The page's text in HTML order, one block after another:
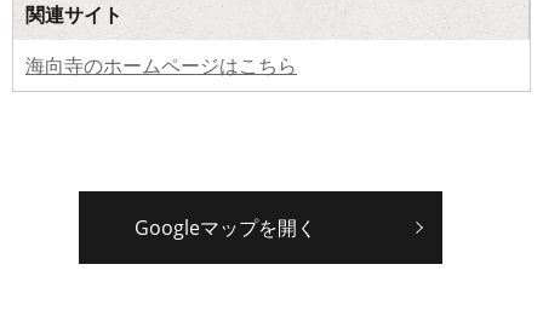
関連サイト
海向寺のホームページはこちら
Googleマップを開く